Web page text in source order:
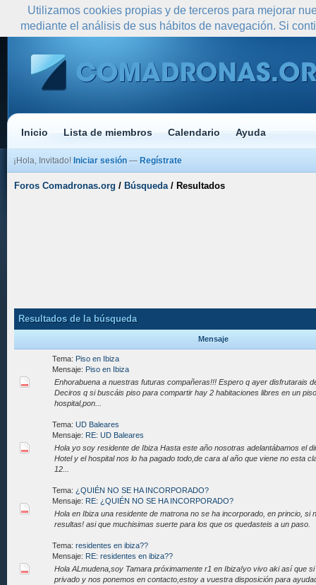
Inicio Lista de miembros Calendario Ayuda
¡Hola, Invitado! Iniciar sesión — Regístrate
Foros Comadronas.org / Búsqueda/ Resultados
Resultados de la búsqueda
Mensaje
Tema: Piso en Ibiza
Mensaje: Piso en Ibiza
Enhorabuena a nuestras futuras compañeras!!! Espero q ayer disfrutarais
Deciros q si buscáis piso para compartir hay 2 habitaciones libres en un
hospital,pon...
Tema: UD Baleares
Mensaje: RE: UD Baleares
Hola yo soy residente de Ibiza Hasta este año nosotras adelantábamos el
Hotel y el hospital nos lo ha pagado todo,de cara al año que viene no esta
12...
Tema: ¿QUIÉN NO SE HA INCORPORADO?
Mensaje: RE: ¿QUIÉN NO SE HA INCORPORADO?
Hola en Ibiza una residente de matrona no se ha incorporado, en princio, si
resultas! asi que muchisimas suerte para los que os quedasteis a un paso.
Tema: residentes en ibiza??
Mensaje: RE: residentes en ibiza??
Hola ALmudena,soy Tamara próximamente r1 en Ibiza!yo vivo aki así que
privado y nos ponemos en contacto,estoy a vuestra disposición para
Utilizamos cookies propias y de terceros para mejorar
mediante el análisis de sus hábitos de navegación. Si